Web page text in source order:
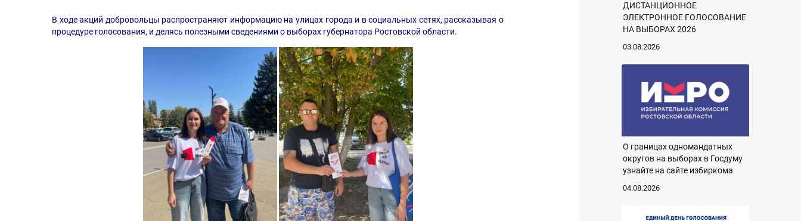
В ходе акций добровольцы распространяют информацию на улицах города и в социальных сетях, рассказывая о
процедуре голосования, и делясь полезными сведениями о выборах губернатора Ростовской области.
ДИСТАНЦИОННОЕ
ЭЛЕКТРОННОЕ ГОЛОСОВАНИЕ
НА ВЫБОРАХ 2026
03.08.2026
О границах одномандатных
округов на выборах в Госдуму
узнайте на сайте избиркома
04.08.2026